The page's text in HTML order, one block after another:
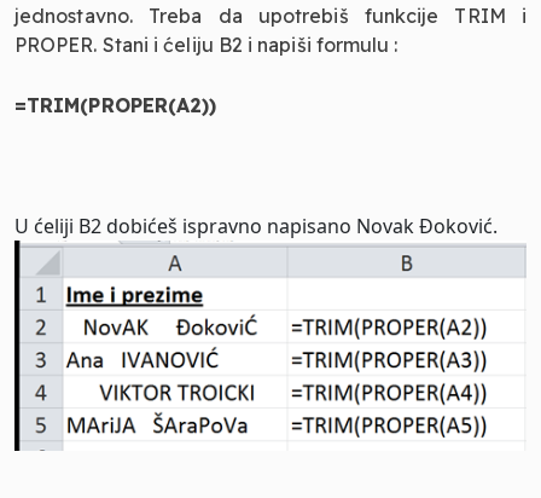
jednostavno. Treba da upotrebiš funkcije TRIM i
PROPER. Stani i ćeliju B2 i napiši formulu :
=TRIM(PROPER(A2))
U ćeliji B2 dobićeš ispravno napisano Novak Đoković.